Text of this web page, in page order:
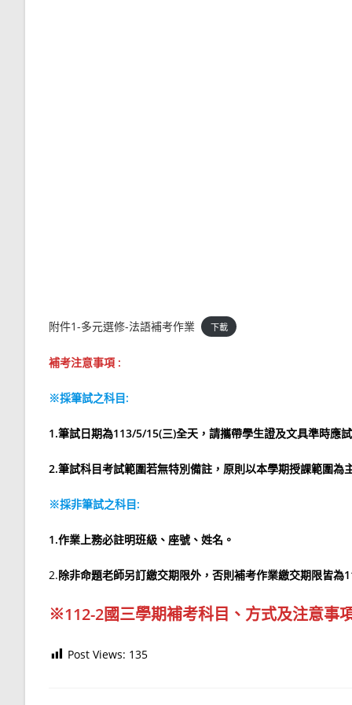
附件1-多元選修-法語補考作業 下載
補考注意事項 :
※採筆試之科目:
1.筆試日期為113/5/15(三)全天，請攜帶學生證及文具準時應
2.筆試科目考試範圍若無特別備註，原則以本學期授課範圍為
※採非筆試之科目:
1.作業上務必註明班級、座號、姓名。
2.除非命題老師另訂繳交期限外，否則補考作業繳交期限皆
※112-2國三學期補考科目、方式及注意事
Post Views: 135